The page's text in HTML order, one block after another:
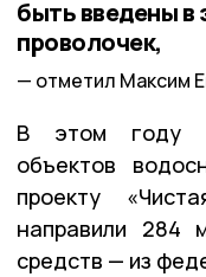
быть введены в
проволочек,
отметил Максим
В этом году
объектов
проекту
направили 284
средств — из